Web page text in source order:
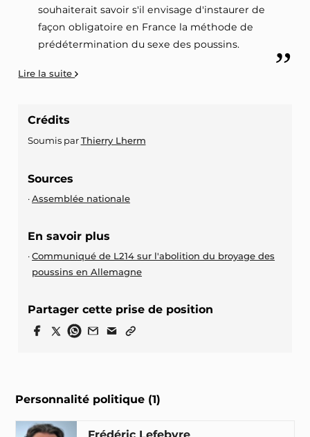
Personnalité politique (1)
souhaiterait savoir s'il envisage d'instaurer de
façon obligatoire en France la méthode de
prédétermination du sexe des poussins.
Lire la suite
Crédits
Soumis parThierry Lherm
Sources
Assemblée nationale
En savoir plus
Communiqué de L214 sur l'abolition du broyage des
poussins en Allemagne
Partager cette prise de position